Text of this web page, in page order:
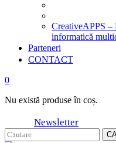
CreativeAPPS –
informatică
Parteneri
CONTACT
0
Nu există produse în coș.
Newsletter